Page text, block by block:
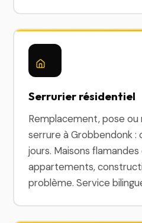
Serrurier résidentiel
Remplacement, pose
serrure à Grobbendonk :
jours. Maisons
appartements,
problème. Service